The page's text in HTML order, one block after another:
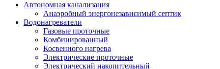
Автономная канализация
Анаэробный энергонезависимый септик
Водонагреватели
Газовые проточные
Комбинированный
Косвенного нагрева
Электрические проточные
Электрический накопительный